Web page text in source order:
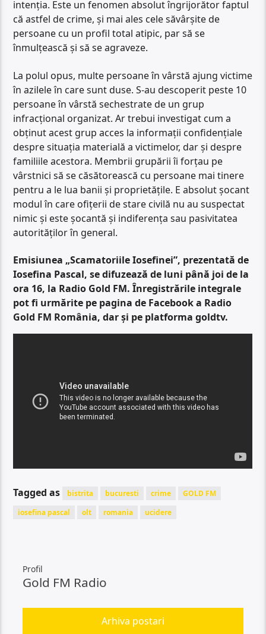
intenția. Este un fenomen absolut îngrijorător faptul
că astfel de crime, și mai ales cele săvârșite de
persoane cu un profil total atipic, par să se
înmulțească și să se agraveze.
La polul opus, multe persoane în vârstă ajung victime
în azilele în care sunt duse. S-au descoperit peste 10
persoane în vârstă sechestrate de un grup
infracțional organizat. Ar trebui investigat cum a
obținut acest grup acces la informații confidențiale
despre situația materială a victimelor, dar și despre
familiile acestora. Membrii grupării îi forțau pe
vârstnici să se căsătorească cu persoane mai tinere
pentru a le lua banii și proprietățile. E absolut șocant
modul în care ofițerii de stare civilă nu au suspectat
nimic și este șocantă și indiferența sau pasivitatea
autorităților în general.
Emisiunea „Scamatoriile Iosefinei”, prezentată de
Iosefina Pascal, se difuzează de luni până joi de la
ora 16, la Radio Gold FM. Înregistrările integrale
pot fi urmărite pe pagina de Facebook a Radio
Gold FM România, dar și pe platforma goldtv.
Tagged as bistrita bucuresti crime
GOLD FM
iosefina pascal
olt romania ucidere
Profil
Gold FM Radio
Arhiva postari